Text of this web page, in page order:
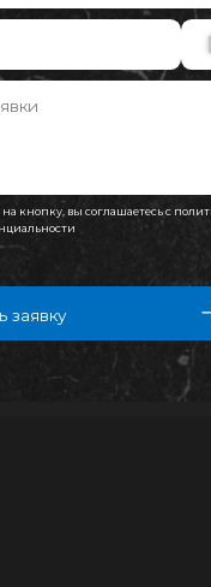
c политикой
Изображения
отличаться от
© IBERICA
Политика